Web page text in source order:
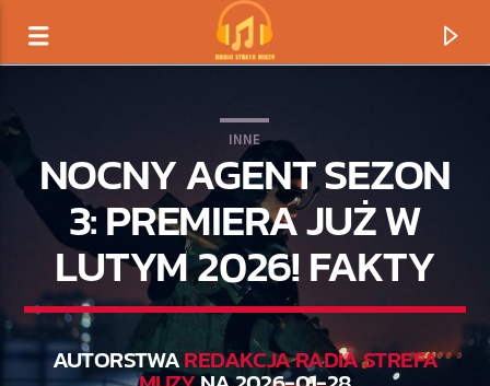
INNE
NOCNY AGENT SEZON
3: PREMIERA JUŻ W
LUTYM 2026! FAKTY
AUTORSTWAREDAKCJA RADIA STREFA